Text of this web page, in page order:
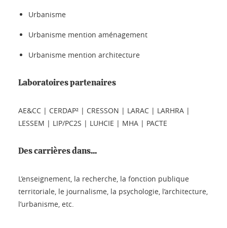
Urbanisme
Urbanisme mention aménagement
Urbanisme mention architecture
Laboratoires partenaires
AE&CC | CERDAP² | CRESSON | LARAC | LARHRA |
LESSEM | LIP/PC2S | LUHCIE | MHA | PACTE
Des carrières dans...
L’enseignement, la recherche, la fonction publique
territoriale, le journalisme, la psychologie, l’architecture,
l’urbanisme, etc.